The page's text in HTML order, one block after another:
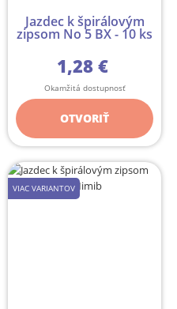
Jazdec k špirálovým
zipsom No 5 BX - 10 ks
1,28 €
Okamžitá dostupnosť
OTVORIŤ
VIAC VARIANTOV